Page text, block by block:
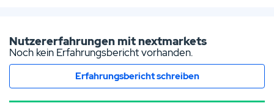
teile
n
teile
n
n
Nutzererfahrungen mit nextmarkets
Noch kein Erfahrungsbericht vorhanden.
Erfahrungsbericht schreiben